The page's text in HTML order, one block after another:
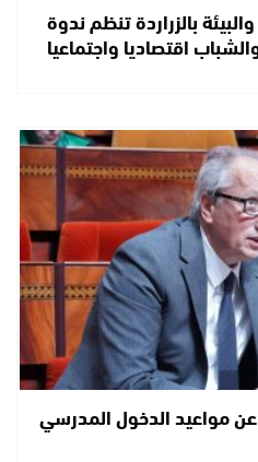
بالزراردة تنظم ندوة
اقتصاديا واجتماعيا
عن مواعيد الدخول المدرسي